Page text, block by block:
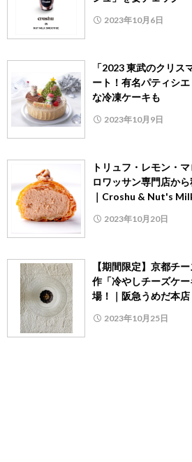
2023年10月6日
「2023 東武のクリス
ート！有名パティシ
な冷凍ケーキも
2023年10月9日
トリュフ・レモン・
ロワッサン専門店か
｜Croshu & Nut's
2023年10月20日
【期間限定】京都チ
作「冷やしチーズケ
場！｜阪急うめだ本店
2023年10月25日